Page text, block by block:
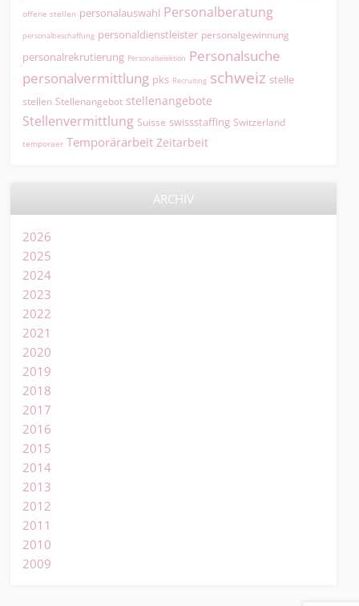
offene stellen personalauswahl Personalberatung
personalbeschaffung personaldienstleister personalgewinnung
personalrekrutierung Personalselektion Personalsuche
personalvermittlung pks Recruiting schweiz stelle
stellen Stellenangebot stellenangebote
Stellenvermittlung Suisse swissstaffing Switzerland
temporaer Temporärarbeit Zeitarbeit
ARCHIV
2026
2025
2024
2023
2022
2021
2020
2019
2018
2017
2016
2015
2014
2013
2012
2011
2010
2009